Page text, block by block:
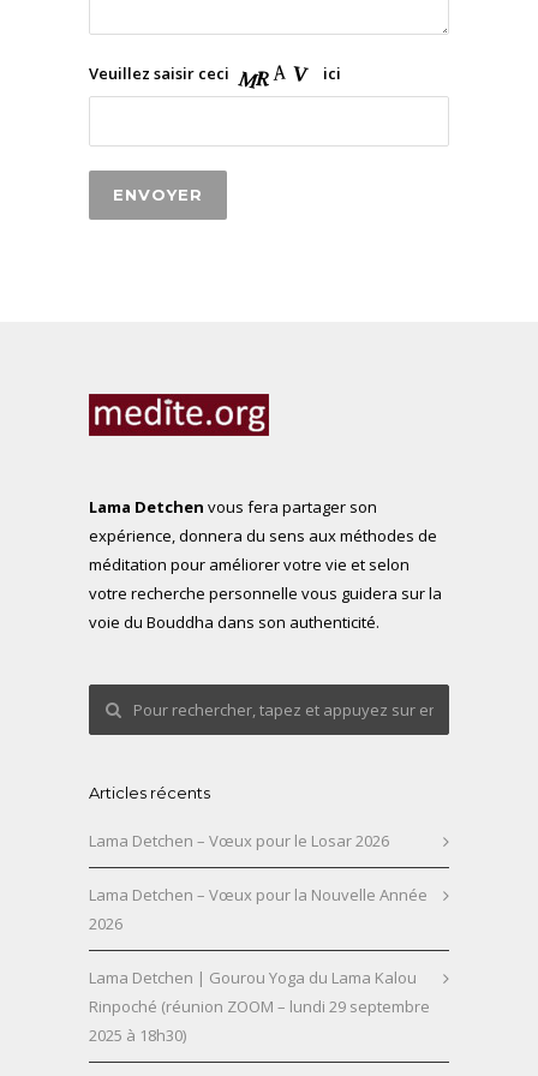
Veuillez saisir ceci ici
Lama Detchen vous fera partager son
expérience, donnera du sens aux méthodes de
méditation pour améliorer votre vie et selon
votre recherche personnelle vous guidera sur la
voie du Bouddha dans son authenticité.
Articles récents
Lama Detchen – Vœux pour le Losar 2026
Lama Detchen – Vœux pour la Nouvelle Année
2026
Lama Detchen | Gourou Yoga du Lama Kalou
Rinpoché (réunion ZOOM – lundi 29 septembre
2025 à 18h30)